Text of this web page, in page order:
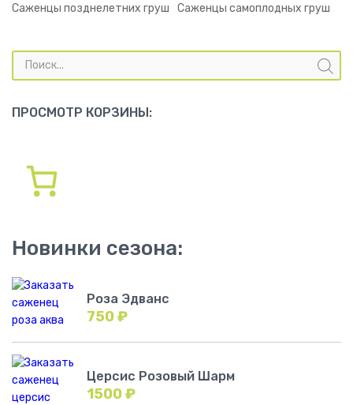
Саженцы позднелетних груш
Саженцы самоплодных груш
Поиск
товаров
ПРОСМОТР КОРЗИНЫ:
Новинки сезона:
Роза Эдванс
750₽
Церсис Розовый Шарм
1500₽